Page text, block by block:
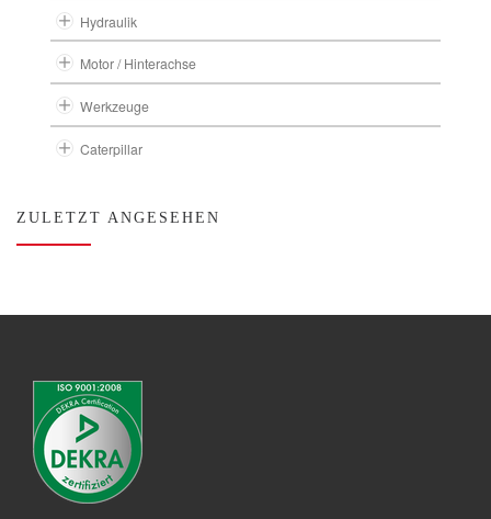
Hydraulik
Motor / Hinterachse
Werkzeuge
Caterpillar
ZULETZT ANGESEHEN